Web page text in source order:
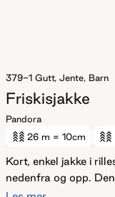
379-1 Gutt, Jente, Barn
Friskisjakke
Pandora
26 m = 10cm
Kort, enkel jakke i
nedenfra og opp.
stripe- mønster.